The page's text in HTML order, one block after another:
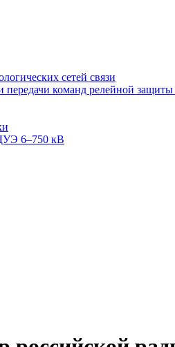
сетей связи
передачи команд релейной
6–750 кВ